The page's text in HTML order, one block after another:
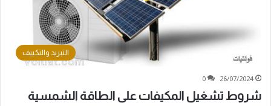
التبريد والتكييف
26/07/2024
0
شروط تشغيل المكيفات على الطاقة الشمسية